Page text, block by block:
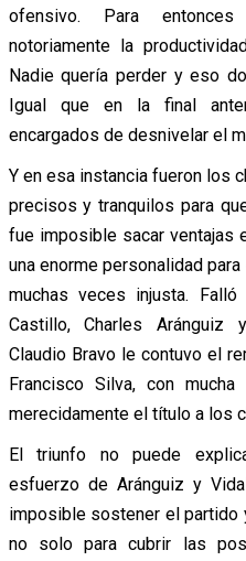
ofensivo. Para
notoriamente la
Nadie quería perder y eso
Igual que en la final
encargados de desnivelar el
Y en esa instancia fueron los
precisos y tranquilos para
fue imposible sacar ventajas
una enorme personalidad
muchas veces injusta.
Castillo, Charles Aránguiz
Claudio Bravo le contuvo el
Francisco Silva, con
merecidamente el título a los
El triunfo no puede
esfuerzo de Aránguiz y
imposible sostener el partido
no solo para cubrir las